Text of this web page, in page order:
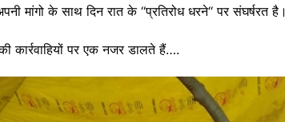
के साथ दिन रात के ‘‘प्रतिरोध धरने‘‘ पर संघर्षरत है।
कार्रवाहियों पर एक नजर डालते हैं….